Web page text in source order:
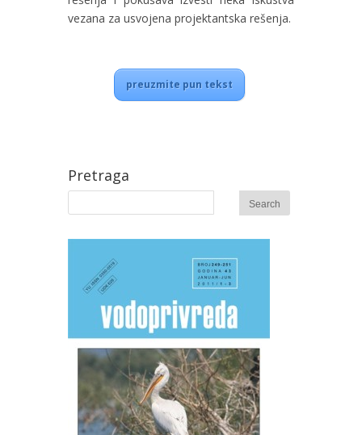
vezana za usvojena projektantska rešenja.
preuzmite pun tekst
Pretraga